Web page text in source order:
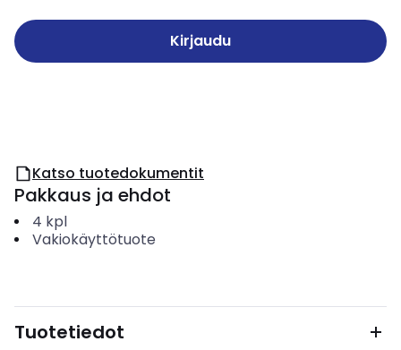
Kirjaudu
Katso tuotedokumentit
Pakkaus ja ehdot
4 kpl
Vakiokäyttötuote
Tuotetiedot